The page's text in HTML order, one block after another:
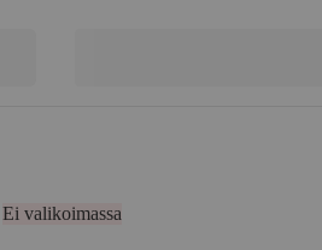
Ei valikoimassa